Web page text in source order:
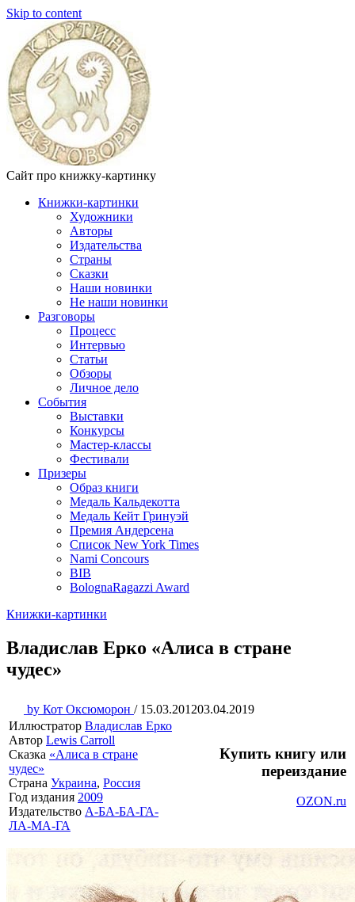
Skip to content
Сайт про книжку-картинку
Книжки-картинки
Художники
Авторы
Издательства
Страны
Сказки
Наши новинки
Не наши новинки
Разговоры
Процесс
Интервью
Статьи
Обзоры
Личное дело
События
Выставки
Конкурсы
Мастер-классы
Фестивали
Призеры
Образ книги
Медаль Кальдекотта
Медаль Кейт Гринуэй
Премия Андерсена
Список New York Times
Nami Concours
BIB
BolognaRagazzi Award
Книжки-картинки
Владислав Ерко «Алиса в стране
чудес»
by Кот Оксюморон / 15.03.201203.04.2019
Иллюстратор Владислав Ерко
Автор Lewis Carroll
Сказка «Алиса в стране
чудес»
Страна Украина, Россия
Год издания 2009
Издательство А-БА-БА-ГА-
ЛА-МА-ГА
Купить книгу или
переиздание
OZON.ru